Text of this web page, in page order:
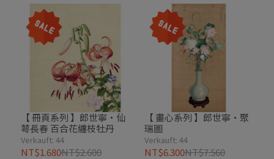
【 冊頁系列 】郎世寧・仙
萼長春 百合花纏枝牡丹
Verkauft: 44
NT$1.680NT$2.600
【 畫心系列 】郎世寧・聚
瑞圖
Verkauft: 44
NT$6.300NT$7.560